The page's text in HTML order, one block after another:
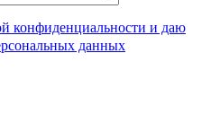
*
конфиденциальности и даю
данных